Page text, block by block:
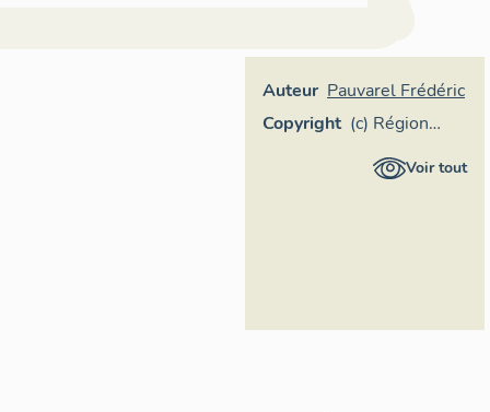
Auteur Pauvarel Frédéric
Copyright (c) Région
Provence-Voir tout